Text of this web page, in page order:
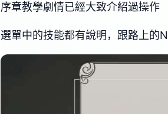
序章教學劇情已經大致介紹過操作
選單中的技能都有說明，跟路上的